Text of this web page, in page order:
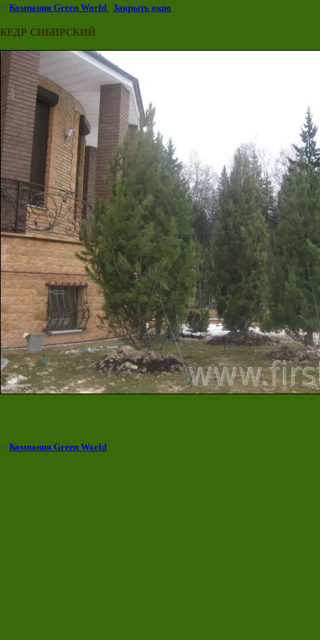
© Компания Green World | Закрыть окно
КЕДР СИБИРСКИЙ
© Компания Green World